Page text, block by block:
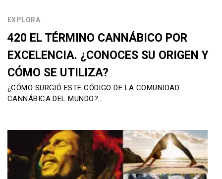
EXPLORA
420 EL TÉRMINO CANNÁBICO POR
EXCELENCIA. ¿CONOCES SU ORIGEN Y
CÓMO SE UTILIZA?
¿CÓMO SURGIÓ ESTE CÓDIGO DE LA COMUNIDAD
CANNÁBICA DEL MUNDO?…